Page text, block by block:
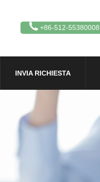
+86-512-55380008
INVIA RICHIESTA